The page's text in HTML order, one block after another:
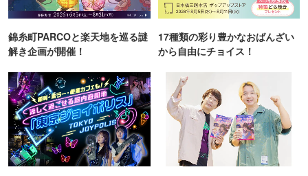
錦糸町PARCOと楽天地を巡る謎
解き企画が開催！
17種類の彩り豊かなおばんざい
から自由にチョイス！